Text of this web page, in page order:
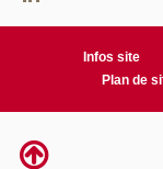
Infos site
Plan de